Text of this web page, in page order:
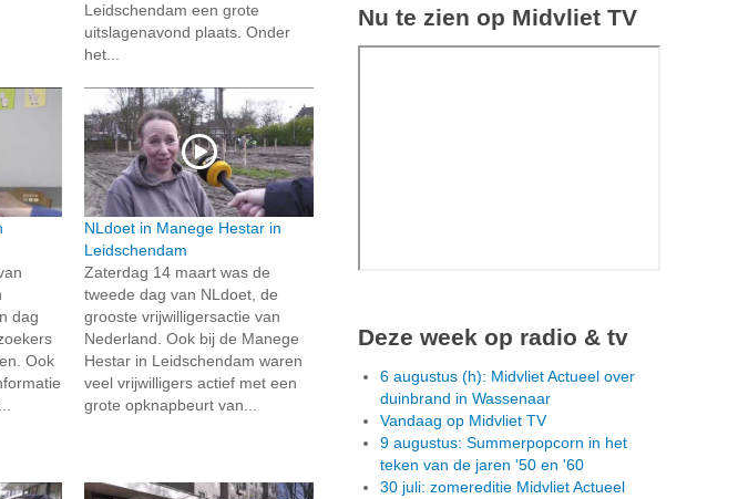
Leidschendam een grote
uitslagenavond plaats. Onder
het...
dag
Ook
NLdoet in Manege Hestar in
Leidschendam
Zaterdag 14 maart was de
tweede dag van NLdoet, de
grooste vrijwilligersactie van
Nederland. Ook bij de Manege
Hestar in Leidschendam waren
veel vrijwilligers actief met een
grote opknapbeurt van...
Nu te zien op Midvliet TV
Deze week op radio & tv
6 augustus (h): Midvliet Actueel over
duinbrand in Wassenaar
Vandaag op Midvliet TV
9 augustus: Summerpopcorn in het
teken van de jaren '50 en '60
30 juli: zomereditie Midvliet Actueel